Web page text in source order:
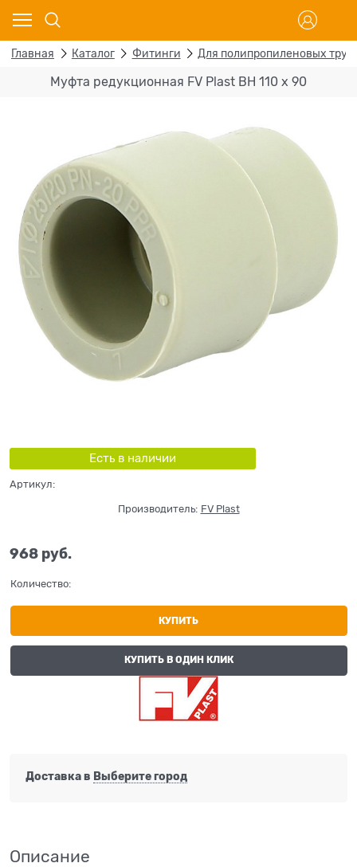
Главная Каталог Фитинги Для полипропиленовых труб
Муфта редукционная FV Plast ВН 110 х 90
Есть в наличии
Артикул:
Производитель: FV Plast
968 руб.
Количество:
КУПИТЬ
КУПИТЬ В ОДИН КЛИК
Доставка в Выберите город
Описание